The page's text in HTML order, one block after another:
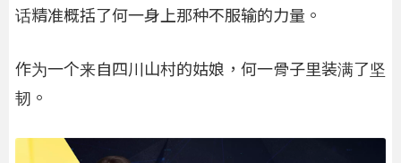
话精准概括了何一身上那种不服输的力量。
作为一个来自四川山村的姑娘，何一骨子里装满了坚
韧。